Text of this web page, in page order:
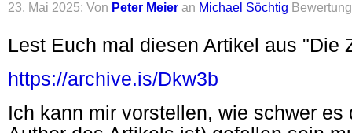
23. Mai 2025: Von Peter Meier an Michael Söchtig
Lest Euch mal diesen Artikel aus "Die
https://archive.is/Dkw3b
Ich kann mir vorstellen, wie schwer es